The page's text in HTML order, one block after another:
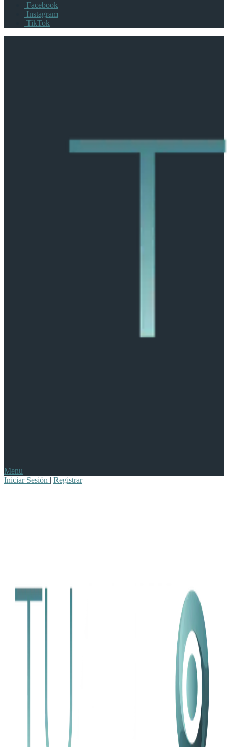
Facebook
Instagram
TikTok
Menu
Iniciar Sesión | Registrar